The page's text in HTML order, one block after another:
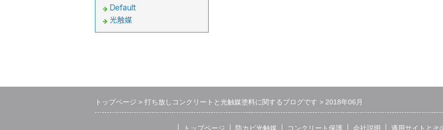
Default
光触媒
トップページ 打ち放しコンクリートと光触媒塗料に関するブログです 2018年06月
トップページ 防カビ光触媒 コンクリート保護 会社説明 適用サイトとそ